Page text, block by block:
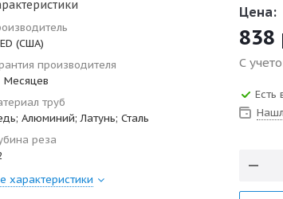
(США)
производителя
Месяцев
труб
Алюминий; Латунь; Сталь
реза
характеристики
Цена:
838
С
Есть